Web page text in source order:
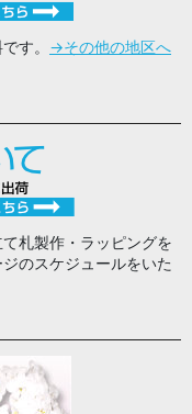
す。 →その他の地区へ
札製作・ラッピングを
のスケジュールをいた